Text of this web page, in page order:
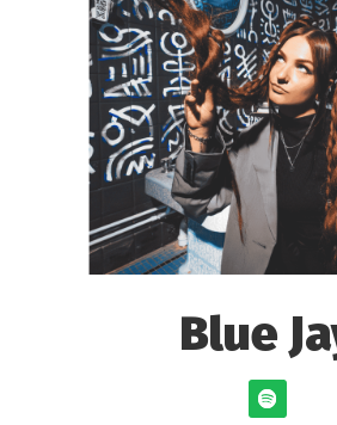
Blue